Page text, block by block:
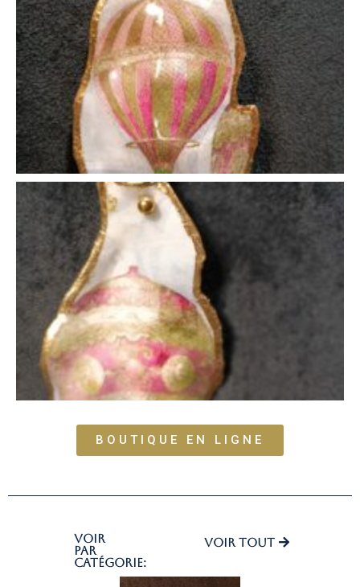
BOUTIQUE EN LIGNE
voir
par
catégorie:
Voir tout